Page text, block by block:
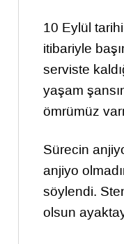
10 Eylül
itibariyle
serviste
yaşam
ömrümüz
Sürecin
anjiyo
söylendi.
olsun